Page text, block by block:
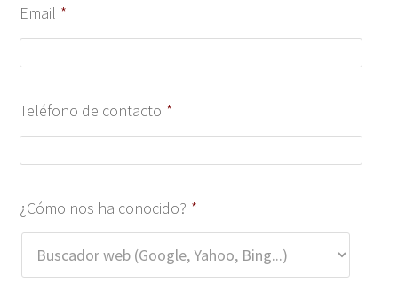
Email *
Teléfono de contacto *
¿Cómo nos ha conocido? *